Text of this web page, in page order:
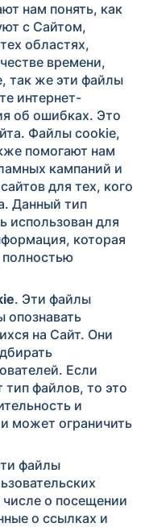
нам понять, как
с Сайтом,
областях,
времени,
так же эти файлы
интернет-
об ошибках. Это
Файлы cookie,
помогают нам
кампаний и
для тех, кого
Данный тип
использован для
которая
полностью
. Эти файлы
опознавать
на Сайт. Они
Если
тип файлов, то это
и
может ограничить
файлы
о посещении
о ссылках и